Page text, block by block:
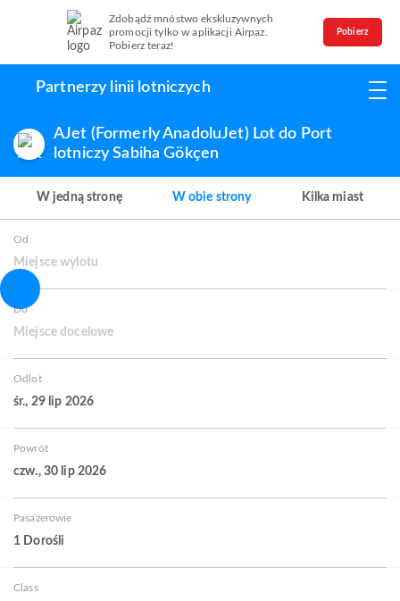
Zdobądź mnóstwo ekskluzywnych
promocji tylko w aplikacji Airpaz.
Pobierz teraz!
Pobierz
Partnerzy linii lotniczych
AJet (Formerly AnadoluJet) Lot do Port
lotniczy Sabiha Gökçen
W jedną stronę W obie strony Kilka miast
Od
Miejsce wylotu
Do
Miejsce docelowe
Odlot
śr., 29 lip 2026
Powrót
czw., 30 lip 2026
Pasażerowie
1 Dorośli
Class